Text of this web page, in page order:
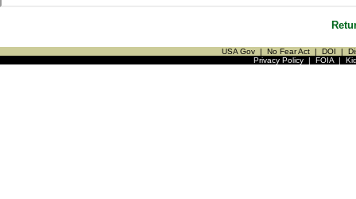
USA Gov | No Fear Act | DOI |
Privacy Policy| FOIA|